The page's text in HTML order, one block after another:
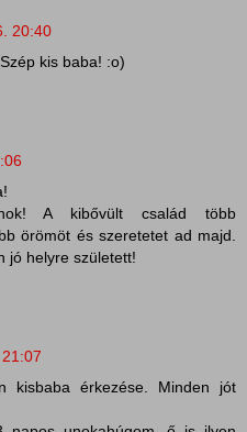
20:40
kis baba! :o)
A kibővült család több
örömöt és szeretetet ad majd.
jó helyre született!
kisbaba érkezése. Minden jót